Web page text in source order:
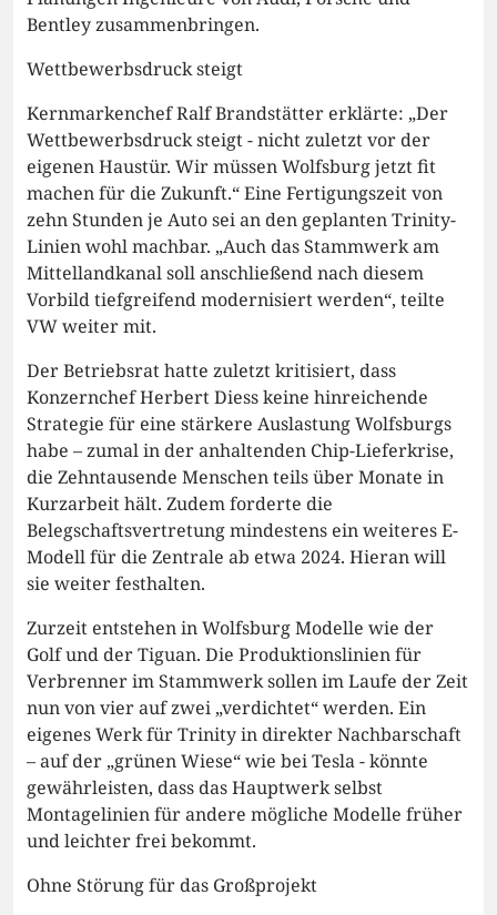
Bentley zusammenbringen.
Wettbewerbsdruck steigt
Kernmarkenchef Ralf Brandstätter erklärte: „Der
Wettbewerbsdruck steigt - nicht zuletzt vor der
eigenen Haustür. Wir müssen Wolfsburg jetzt fit
machen für die Zukunft.“ Eine Fertigungszeit von
zehn Stunden je Auto sei an den geplanten Trinity-
Linien wohl machbar. „Auch das Stammwerk am
Mittellandkanal soll anschließend nach diesem
Vorbild tiefgreifend modernisiert werden“, teilte
VW weiter mit.
Der Betriebsrat hatte zuletzt kritisiert, dass
Konzernchef Herbert Diess keine hinreichende
Strategie für eine stärkere Auslastung Wolfsburgs
habe – zumal in der anhaltenden Chip-Lieferkrise,
die Zehntausende Menschen teils über Monate in
Kurzarbeit hält. Zudem forderte die
Belegschaftsvertretung mindestens ein weiteres E-
Modell für die Zentrale ab etwa 2024. Hieran will
sie weiter festhalten.
Zurzeit entstehen in Wolfsburg Modelle wie der
Golf und der Tiguan. Die Produktionslinien für
Verbrenner im Stammwerk sollen im Laufe der Zeit
nun von vier auf zwei „verdichtet“ werden. Ein
eigenes Werk für Trinity in direkter Nachbarschaft
– auf der „grünen Wiese“ wie bei Tesla - könnte
gewährleisten, dass das Hauptwerk selbst
Montagelinien für andere mögliche Modelle früher
und leichter frei bekommt.
Ohne Störung für das Großprojekt